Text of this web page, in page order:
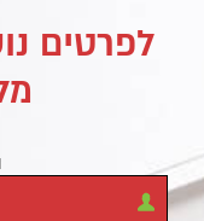
לפרטים